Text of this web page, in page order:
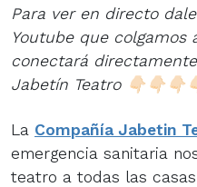
Para ver en directo
Youtube que colgamos
conectará
Jabetín Teatro
La Compañía Jabetin
emergencia sanitaria
teatro a todas las